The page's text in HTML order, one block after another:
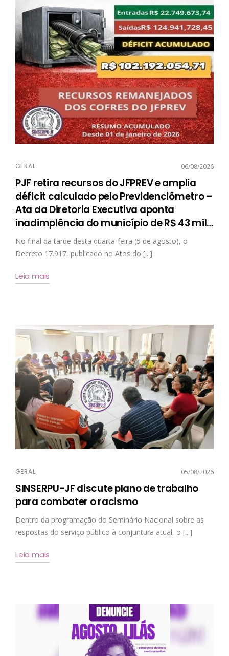
GERAL 06/08/2026
PJF retira recursos do JFPREV e amplia
déficit calculado pelo Previdenciômetro –
Ata da Diretoria Executiva aponta
inadimplência do município de R$ 43 mil…
No final da tarde desta quarta-feira (5 de agosto), o
Decreto 17.917, publicado no Atos do [...]
Leia mais
GERAL 05/08/2026
SINSERPU-JF discute plano de trabalho
para combater o racismo
Dentro da programação do Seminário Nacional sobre as
respostas do serviço público à conjuntura atual, o [...]
Leia mais